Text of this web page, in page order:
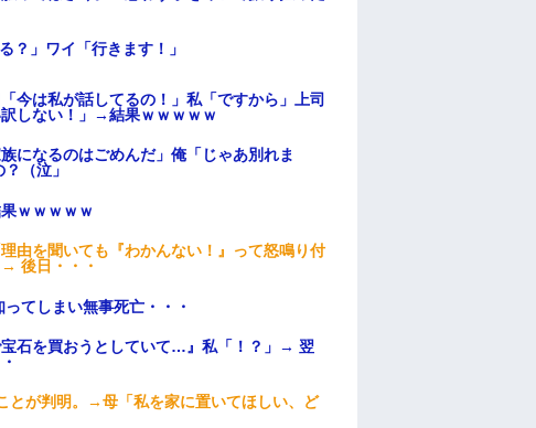
？」ワイ「行きます！」
今は私が話してるの！」私「ですから」上司
しない！」→結果ｗｗｗｗｗ
になるのはごめんだ」俺「じゃあ別れま
（泣」
ｗｗｗｗｗ
由を聞いても『わかんない！』って怒鳴り付
後日・・・
てしまい無事死亡・・・
石を買おうとしていて…』私「！？」→ 翌
とが判明。→母「私を家に置いてほしい、ど